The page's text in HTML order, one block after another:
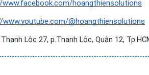
hoangthiensolutions
@hoangthiensolutions
Lộc 27, p.Thạnh Lộc, Quận 12,